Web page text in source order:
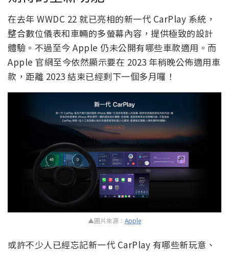
在去年 WWDC 22 就已亮相的新一代 CarPlay 系統，
整合數位儀表和車輛的多螢幕內容，提供極致的設計
體驗。不過至今 Apple 仍未公開有哪些車款適用。而
Apple 官網至今依然顯示要在 2023 年稍晚公佈適用車
款，距離 2023 結束已經剩下一個多月囉！
▲圖片來源： Apple
或許不少人已經忘記新一代 CarPlay 有哪些新玩意、